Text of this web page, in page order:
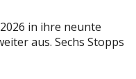
in ihre neunte
aus. Sechs Stopps